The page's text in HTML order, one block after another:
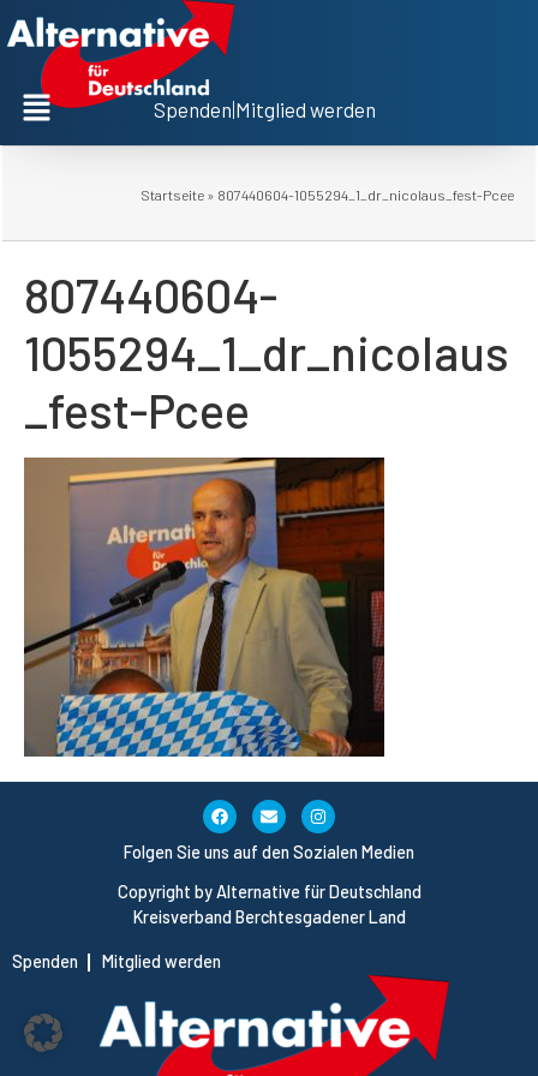
Spenden Mitglied werden
Startseite » 807440604-1055294_1_dr_nicolaus_fest-Pcee
807440604-
1055294_1_dr_nicolaus
_fest-Pcee
Copyright by Alternative für Deutschland
Kreisverband Berchtesgadener Land
Spenden Mitglied werden
Folgen Sie uns auf den Sozialen Medien